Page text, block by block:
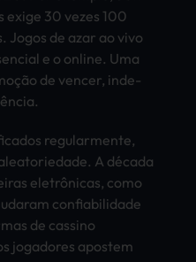
exige 30 vezes 100
Jogos de azar ao vivo
e o onli­ne. Uma
de venc­er, inde­
regu­larm­ente,
A década
eletrônicas, como
conf­iabi­lida­de
de cass­ino
joga­dore­s apos­tem